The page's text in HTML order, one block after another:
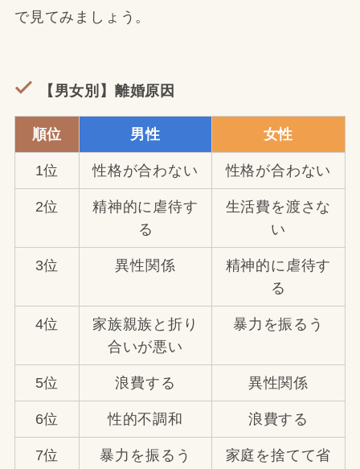
で見てみましょう。
【男女別】離婚原因
順位 男性 女性
1位 性格が合わない 性格が合わない
2位
精神的に虐待す
る
生活費を渡さな
い
3位 異性関係
精神的に虐待す
る
4位
家族親族と折り
合いが悪い
暴力を振るう
5位 浪費する 異性関係
6位 性的不調和 浪費する
7位 暴力を振るう
家庭を捨てて省